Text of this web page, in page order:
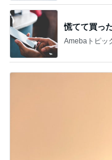
慌てて買っ
Amebaトピッ